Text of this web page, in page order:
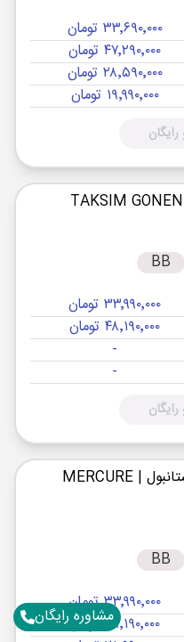
۳۳٬۶۹۰٬۰۰۰ تومان
۴۷٬۲۹۰٬۰۰۰ تومان
۲۸٬۵۹۰٬۰۰۰ تومان
۱۹٬۹۹۰٬۰۰۰ تومان
BB
۳۳٬۹۹۰٬۰۰۰ تومان
۴۸٬۱۹۰٬۰۰۰ تومان
-
-
| MERCURE
BB
۳۳٬۹۹۰٬۰۰۰ تومان
۴۸٬۱۹۰٬۰۰۰ تومانمشاوره رایگان